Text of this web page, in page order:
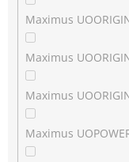
Maximus
Maximus
Maximus
Maximus